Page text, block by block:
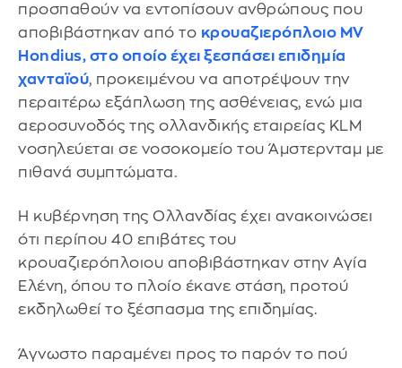
προσπαθούν να εντοπίσουν ανθρώπους που
αποβιβάστηκαν από το κρουαζιερόπλοιο MV
Hondius, στο οποίο έχει ξεσπάσει επιδημία
χανταϊού, προκειμένου να αποτρέψουν την
περαιτέρω εξάπλωση της ασθένειας, ενώ μια
αεροσυνοδός της ολλανδικής εταιρείας KLM
νοσηλεύεται σε νοσοκομείο του Άμστερνταμ με
πιθανά συμπτώματα.
Η κυβέρνηση της Ολλανδίας έχει ανακοινώσει
ότι περίπου 40 επιβάτες του
κρουαζιερόπλοιου αποβιβάστηκαν στην Αγία
Ελένη, όπου το πλοίο έκανε στάση, προτού
εκδηλωθεί το ξέσπασμα της επιδημίας.
Άγνωστο παραμένει προς το παρόν το πού